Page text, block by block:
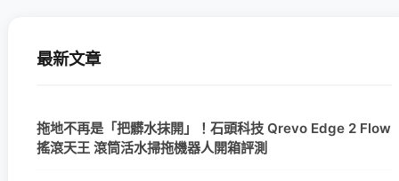
最新文章
拖地不再是「把髒水抹開」！石頭科技 Qrevo Edge 2 Flow
搖滾天王 滾筒活水掃拖機器人開箱評測